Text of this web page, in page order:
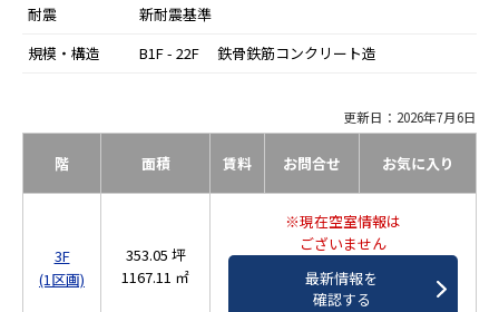
耐震
新耐震基準
規模・構造
B1F - 22F 鉄骨鉄筋コンクリート造
更新日：2026年7月6日
階 面積 賃料 お問合せ お気に入り
3F
(1区画)
353.05 坪
1167.11 ㎡
※現在空室情報は
ございません
最新情報を
確認する